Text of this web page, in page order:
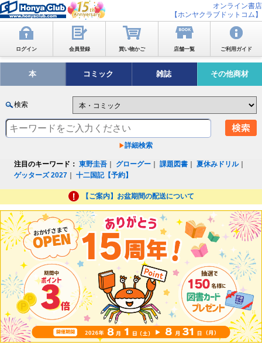
オンライン書店
【ホンヤクラブドットコム】
ログイン 会員登録 買い物かご 店舗一覧 ご利用ガイド
本 コミック 雑誌 その他商材
検索
詳細検索
注目のキーワード： 東野圭吾 グローグー ｜課題図書 ｜夏休みドリル｜
ゲッターズ 2027 ｜十二国記【予約】
【ご案内】お盆期間の配送について